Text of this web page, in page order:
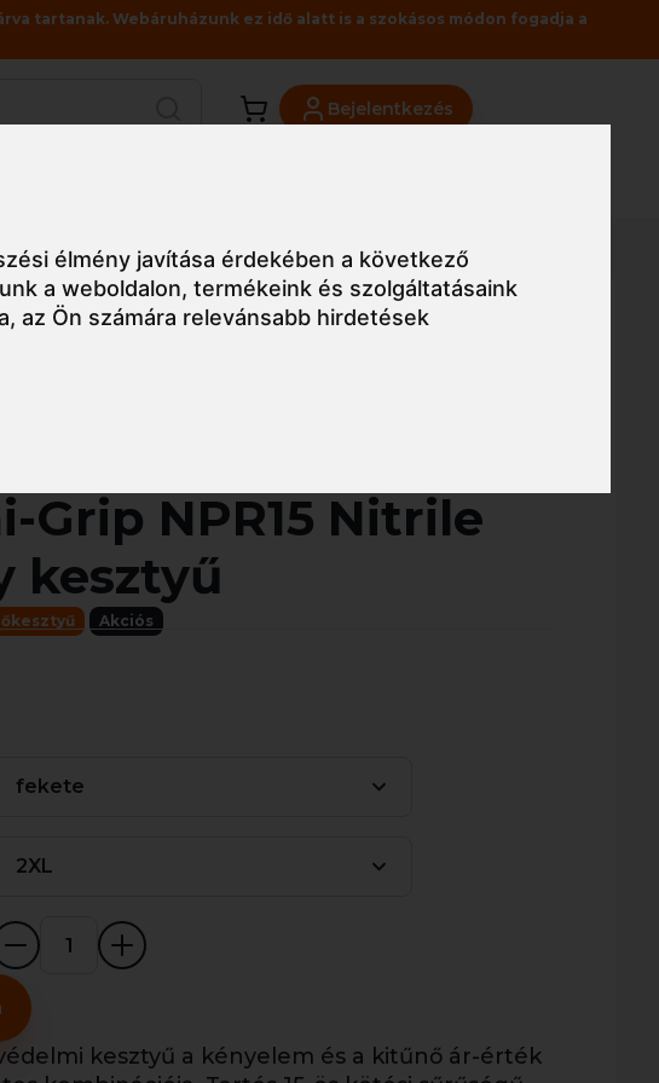
élmény javítása érdekében a következő
a weboldalon,termékeink és szolgáltatásaink
,az Ön számára relevánsabb hirdetések
tartanak. Webáruházunk ez idő alatt is a szokásos módon fogadja a
Bejelentkezés
Grip NPR15 Nitrile
kesztyű
Akciós
fekete
2XL
kesztyű a kényelem és a kitűnő ár-érték